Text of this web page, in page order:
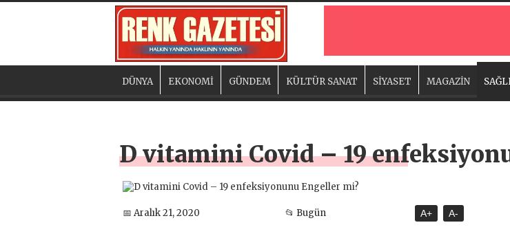
DÜNYA EKONOMİ GÜNDEM KÜLTÜR SANAT SİYASET MAGAZİN
D vitamini Covid – 19
📅 Aralık 21, 2020 📂 Bugün A+ A-